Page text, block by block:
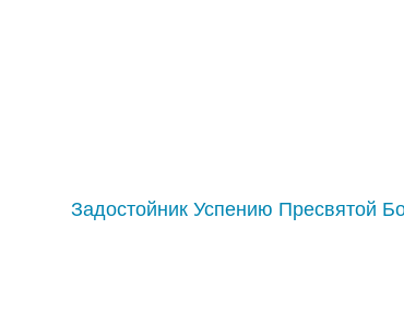
Задостойник Успению Пресвятой